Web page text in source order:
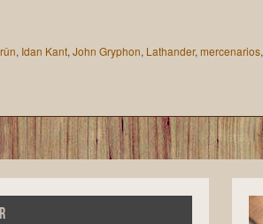
, Idan Kant, John Gryphon, Lathander, mercenarios,